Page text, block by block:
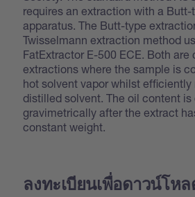
requires an extraction with a
apparatus. The Butt-type
Twisselmann extraction method
FatExtractor E-500 ECE. Both are
extractions where the sample is
hot solvent vapor whilst
distilled solvent. The oil content is
gravimetrically after the extract
constant weight.
ลงทะเบียนเพื่อดาวน์โห